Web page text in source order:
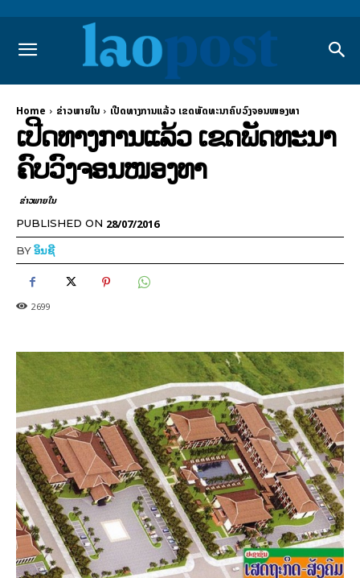
Home ຂ່າວພາຍ​ໃນ ເປີດທາງການແລ້ວ ເຂດພັດທະນາຄົບວົງຈອນໜອງທາ
ເປີດທາງການແລ້ວ ເຂດພັດທະນາ
ຄົບວົງຈອນໜອງທາ
ຂ່າວພາຍ​ໃນ
PUBLISHED ON 28/07/2016
BYອິນຊີ
2699